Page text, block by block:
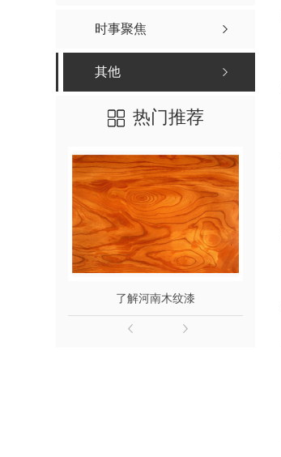
时事聚焦
其他
热门推荐
了解河南木纹漆